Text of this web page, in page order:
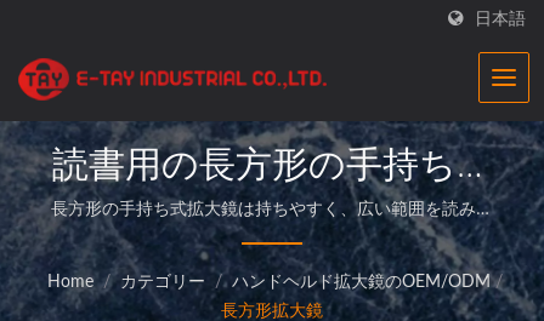
日本語
読書用の長方形の手持ち式
拡大鏡| ビジネス向け高精
度光学拡大鏡 |E-Tay
長方形の手持ち式拡大鏡は持ちやすく、広い範囲を読み取
ることができます|E-Tay拡大鏡工場は、高品質の拡大鏡製
品を提供し、お客様に完璧なサービスを提供する専門メー
カーです。
Home / カテゴリー / ハンドヘルド拡大鏡のOEM/ODM /
長方形拡大鏡